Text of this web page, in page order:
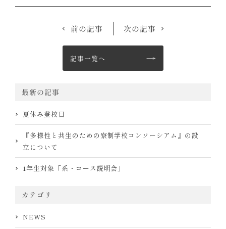
最新の記事
夏休み登校日
『多様性と共生のための寮制学校コンソーシアム』の設
立について
1年生対象「系・コース説明会」
カテゴリ
NEWS
記事一覧へ
前の記事 次の記事